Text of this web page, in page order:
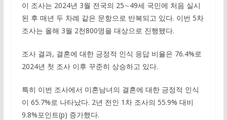
이 조사는 2024년 3월 전국의 25∼49세 국민에 처음 실시
된 후 매년 두 차례 같은 문항으로 반복되고 있다. 이번 5차
조사는 올해 3월 2천800명을 대상으로 진행됐다.
조사 결과, 결혼에 대한 긍정적 인식 응답 비율은 76.4%로
2024년 첫 조사 이후 꾸준히 상승하고 있다.
특히 이번 조사에서 미혼남녀의 결혼에 대한 긍정적 인식
이 65.7%로 나타났다. 2년 전인 1차 조사의 55.9% 대비
9.8%포인트(p) 증가했다.